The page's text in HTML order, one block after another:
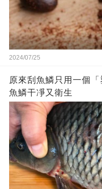
2024/07/25
原來刮魚鱗只用一個
魚鱗干凈又衛生